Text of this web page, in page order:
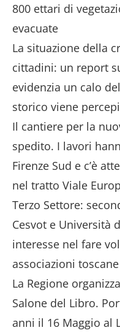
800 ettari di
evacuate
La situazione della
cittadini: un report
evidenzia un calo
storico viene
Il cantiere per la
spedito. I lavori
Firenze Sud e c’è
nel tratto Viale
Terzo Settore:
Cesvot e Università
interesse nel fare
associazioni toscane
La Regione
Salone del Libro.
anni il 16 Maggio al